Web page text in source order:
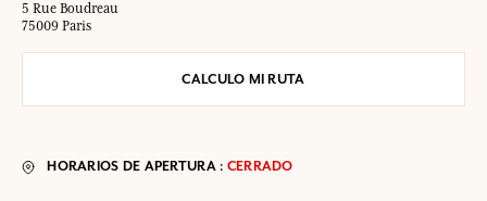
5 Rue Boudreau
75009 Paris
CALCULO MI RUTA
HORARIOS DE APERTURA : CERRADO